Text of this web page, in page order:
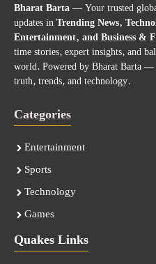
Bharat Barta— Your trusted
updates inTrending News,
Entertainment, and Business &
time stories, expert insights, and
world. Powered by Bharat Barta
truth, trends, and technology.
Categories
Entertainment
Sports
Technology
Games
Quakes Links